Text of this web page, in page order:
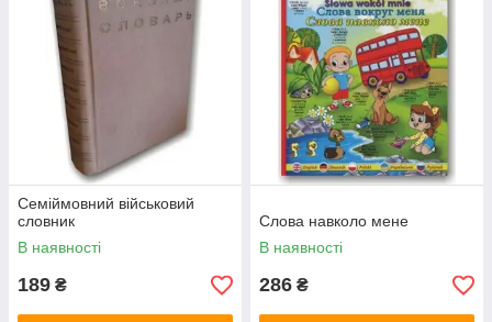
Семіймовний військовий
словник
В наявності
189 ₴
Слова навколо мене
В наявності
286 ₴